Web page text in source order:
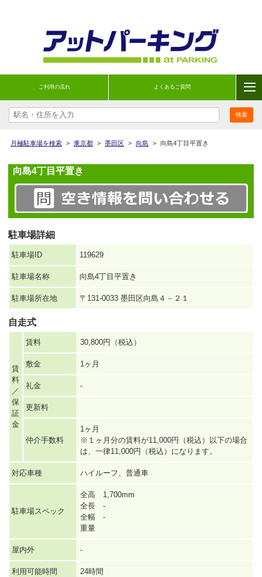
ご利用の流れ よくあるご質問
月極駐車場を検索 > 東京都 > 墨田区 > 向島 > 向島4丁目平置き
向島4丁目平置き
駐車場詳細
駐車場ID 119629
駐車場名称 向島4丁目平置き
駐車場所在地 〒131-0033 墨田区向島４－２１
自走式
賃
料
／
保
証
金
賃料 30,800円（税込）
敷金 1ヶ月
礼金 -
更新料
仲介手数料
1ヶ月
※１ヶ月分の賃料が11,000円（税込）以下の場合
は、一律11,000円（税込）になります。
対応車種 ハイルーフ、普通車
駐車場スペック
全高 1,700mm
全長 -
全幅 -
重量
屋内外 -
利用可能時間 24時間